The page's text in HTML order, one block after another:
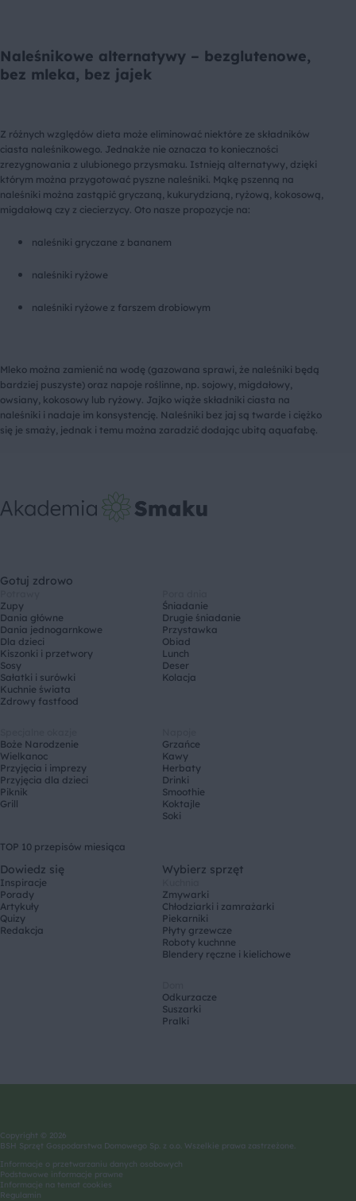
Naleśnikowe alternatywy – bezglutenowe,
bez mleka, bez jajek
Z różnych względów dieta może eliminować niektóre ze składników
ciasta naleśnikowego. Jednakże nie oznacza to konieczności
zrezygnowania z ulubionego przysmaku. Istnieją alternatywy, dzięki
którym można przygotować pyszne naleśniki. Mąkę pszenną na
naleśniki można zastąpić gryczaną, kukurydzianą, ryżową, kokosową,
migdałową czy z ciecierzycy. Oto nasze propozycje na:
naleśniki gryczane z bananem
naleśniki ryżowe
naleśniki ryżowe z farszem drobiowym
Mleko można zamienić na wodę (gazowana sprawi, że naleśniki będą
bardziej puszyste) oraz napoje roślinne, np. sojowy, migdałowy,
owsiany, kokosowy lub ryżowy. Jajko wiąże składniki ciasta na
naleśniki i nadaje im konsystencję. Naleśniki bez jaj są twarde i ciężko
się je smaży, jednak i temu można zaradzić dodając ubitą aquafabę.
Gotuj zdrowo
Zupy
Dania główne
Dania jednogarnkowe
Dla dzieci
Kiszonki i przetwory
Sosy
Sałatki i surówki
Kuchnie świata
Zdrowy fastfood
Śniadanie
Drugie śniadanie
Przystawka
Obiad
Lunch
Deser
Kolacja
Boże Narodzenie
Wielkanoc
Przyjęcia i imprezy
Przyjęcia dla dzieci
Piknik
Grill
Grzańce
Kawy
Herbaty
Drinki
Smoothie
Koktajle
Soki
TOP 10 przepisów miesiąca
Dowiedz się
Inspiracje
Porady
Artykuły
Quizy
Redakcja
Wybierz sprzęt
Zmywarki
Chłodziarki i zamrażarki
Piekarniki
Płyty grzewcze
Roboty kuchnne
Blendery ręczne i kielichowe
Odkurzacze
Suszarki
Pralki
Copyright © 2026
BSH Sprzęt Gospodarstwa Domowego Sp. z o.o. Wszelkie prawa zastrzeżone.
Informacje o przetwarzaniu danych osobowych
Podstawowe informacje prawne
Informacje na temat cookies
Regulamin